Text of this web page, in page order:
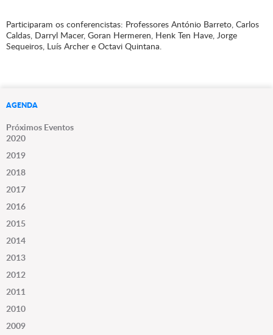
Participaram os conferencistas: Professores António Barreto, Carlos
Caldas, Darryl Macer, Goran Hermeren, Henk Ten Have, Jorge
Sequeiros, Luís Archer e Octavi Quintana.
AGENDA
Próximos Eventos
2020
2019
2018
2017
2016
2015
2014
2013
2012
2011
2010
2009